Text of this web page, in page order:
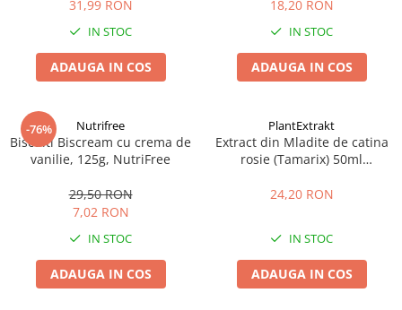
31,99 RON
IN STOC
ADAUGA IN COS
18,20 RON
IN STOC
ADAUGA IN COS
-76% Nutrifree
Biscuiti Biscream cu crema de
vanilie, 125g, NutriFree
29,50 RON
7,02 RON
IN STOC
ADAUGA IN COS
PlantExtrakt
Extract din Mladite de catina
rosie (Tamarix) 50ml
24,20 RON
IN STOC
ADAUGA IN COS